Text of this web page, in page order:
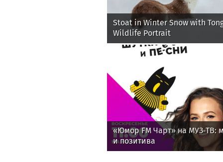
Stoat in Winter Snow with
Wildlife Portrait
«Юмор FM Чарт» на МУЗ‑ТВ:
и позитива